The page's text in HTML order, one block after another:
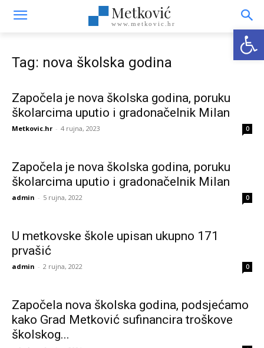
Metković
www.metkovic.hr
Tag: nova školska godina
Započela je nova školska godina, poruku
školarcima uputio i gradonačelnik Milan
Metkovic.hr - 4 rujna, 2023 0
Započela je nova školska godina, poruku
školarcima uputio i gradonačelnik Milan
admin - 5 rujna, 2022 0
U metkovske škole upisan ukupno 171
prvašić
admin - 2 rujna, 2022 0
Započela nova školska godina, podsjećamo
kako Grad Metković sufinancira troškove
školskog...